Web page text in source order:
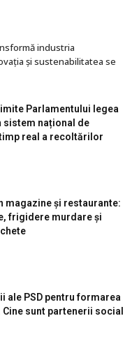
industria
și sustenabilitatea se
Parlamentului legea
sistem național de
real a recoltărilor
magazine și restaurante:
frigidere murdare și
ale PSD pentru formarea
Cine sunt partenerii social